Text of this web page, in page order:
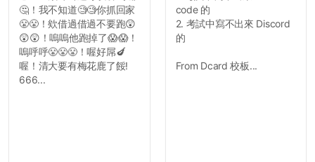
🤔！我不知道🧐🧐你抓回家
😤😤！欸借過借過不要跑😲
😲😲！嗚嗚他跑掉了😱😱！
嗚呼呼😤😤😤！喔好屌🍆
喔！清大要有梅花鹿了餒!
666...
code 的
2. 考試中寫不出來 Discord
的
From Dcard 校板...